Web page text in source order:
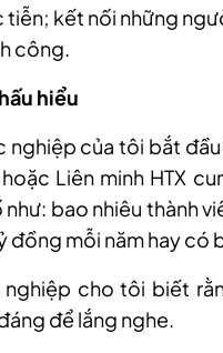
tiễn; kết nối những
công.
hiểu
nghiệp của tôi bắt
Liên minh HTX
bao nhiêu thành
đồng mỗi năm hay có
nghiệp cho tôi biết
để lắng nghe.